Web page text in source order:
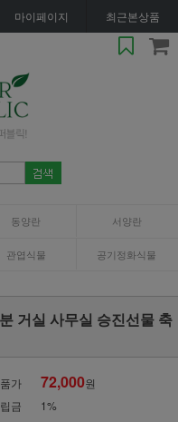
마이페이지 최근본상품
동양란 서양란
관엽식물 공기정화식물
거실 사무실 승진선물 축
가 72,000원
금
1%